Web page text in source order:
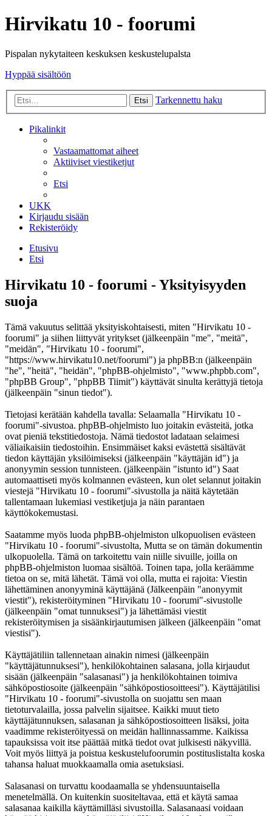
Hirvikatu 10 - foorumi
Pispalan nykytaiteen keskuksen keskustelupalsta
Hyppää sisältöön
Etsi Tarkennettu haku
Pikalinkit
Vastaamattomat aiheet
Aktiiviset viestiketjut
Etsi
UKK
Kirjaudu sisään
Rekisteröidy
Etusivu
Etsi
Hirvikatu 10 - foorumi - Yksityisyyden
suoja
Tämä vakuutus selittää yksityiskohtaisesti, miten "Hirvikatu 10 -
foorumi" ja siihen liittyvät yritykset (jälkeenpäin "me", "meitä",
"meidän", "Hirvikatu 10 - foorumi",
"https://www.hirvikatu10.net/foorumi") ja phpBB:n (jälkeenpäin
"he", "heitä", "heidän", "phpBB-ohjelmisto", "www.phpbb.com",
"phpBB Group", "phpBB Tiimit") käyttävät sinulta kerättyjä tietoja
(jälkeenpäin "sinun tiedot").
Tietojasi kerätään kahdella tavalla: Selaamalla "Hirvikatu 10 -
foorumi"-sivustoa. phpBB-ohjelmisto luo joitakin evästeitä, jotka
ovat pieniä tekstitiedostoja. Nämä tiedostot ladataan selaimesi
väliaikaisiin tiedostoihin. Ensimmäiset kaksi evästettä sisältävät
tiedon käyttäjän yksilöimiseksi (jälkeenpäin "käyttäjän id") ja
anonyymin session tunnisteen. (jälkeenpäin "istunto id") Saat
automaattiseti myös kolmannen evästeen, kun olet selannut joitakin
viestejä "Hirvikatu 10 - foorumi"-sivustolla ja näitä käytetään
tallentamaan lukemiasi vestiketjuja ja näin parantaen
käyttökokemustasi.
Saatamme myös luoda phpBB-ohjelmiston ulkopuolisen evästeen
"Hirvikatu 10 - foorumi"-sivustolta, Mutta se on tämän dokumentin
ulkopuolella. Tämä on tarkoitettu vain niille sivuille, joilla on
phpBB-ohjelmiston luomaa sisältöä. Toinen tapa, jolla keräämme
tietoa on se, mitä lähetät. Tämä voi olla, mutta ei rajoita: Viestin
lähettäminen anonyyminä käyttäjänä (Jälkeenpäin "anonyymit
viestit"), rekisteröityminen "Hirvikatu 10 - foorumi"-sivustolle
(jälkeenpäin "omat tunnuksesi") ja lähettämäsi viestit
rekisteröitymisen ja sisäänkirjautumisen jälkeen (jälkeenpäin "omat
viestisi").
Käyttäjätiliin tallennetaan ainakin nimesi (jälkeenpäin
"käyttäjätunnuksesi"), henkilökohtainen salasana, jolla kirjaudut
sisään (jälkeenpäin "salasanasi") ja henkilökohtainen toimiva
sähköpostiosoite (jälkeenpäin "sähköpostiosoitteesi"). Käyttäjätilisi
"Hirvikatu 10 - foorumi"-sivustolla on suojattu sen maan
tietoturvalailla, jossa palvelin sijaitsee. Kaikki muut tieto
käyttäjätunnuksen, salasanan ja sähköpostiosoitteen lisäksi, joita
vaadimme rekisteröityessä on meidän hallinnassamme. Kaikissa
tapauksissa voit itse päättää mitkä tiedot ovat julkisesti näkyvillä.
Voit myös liittyä ja poistua keskustelufoorumin postituslistalta koska
tahansa haluat muokkaamalla omia asetuksiasi.
Salasanasi on turvattu koodaamalla se yhdensuuntaisella
menetelmällä. On kuitenkin suositeltavaa, että et käytä samaa
salasanaa kaikilla käyttämilläsi sivustoilla. Salasanaasi voidaan